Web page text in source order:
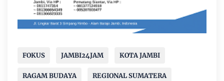
FOKUS JAMBI24JAM KOTA JAMBI
RAGAM BUDAYA REGIONAL SUMATERA